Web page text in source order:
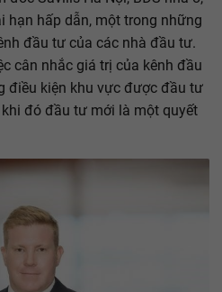
hạn hấp dẫn, một trong những
đầu tư của các nhà đầu tư.
cân nhắc giá trị của kênh đầu
điều kiện khu vực được đầu tư
đó đầu tư mới là một quyết